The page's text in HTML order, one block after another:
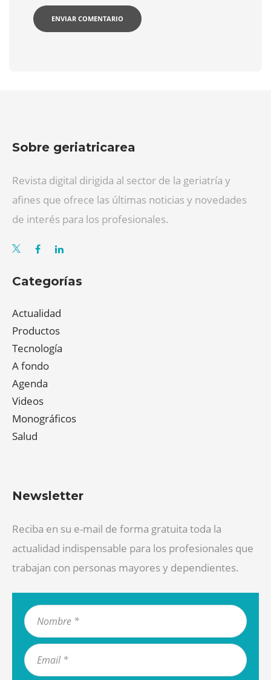
Sobre geriatricarea
Revista digital dirigida al sector de la geriatría y
afines que ofrece las últimas noticias y novedades
de interés para los profesionales.
Categorías
Actualidad
Productos
Tecnología
A fondo
Agenda
Videos
Monográficos
Salud
Newsletter
Reciba en su e-mail de forma gratuita toda la
actualidad indispensable para los profesionales que
trabajan con personas mayores y dependientes.